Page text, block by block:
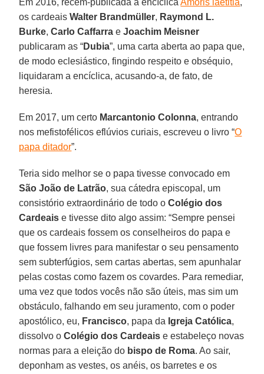
os cardeaisWalter Brandmüller, Raymond L.
Burke,Carlo Caffarra eJoachim Meisner
publicaram as “Dubia”, uma carta aberta ao papa que,
de modo eclesiástico, fingindo respeito e obséquio,
liquidaram a encíclica, acusando-a, de fato, de
heresia.
Em 2017, um certo Marcantonio Colonna, entrando
nos mefistofélicos eflúvios curiais, escreveu o livro “O
papa ditador”.
Teria sido melhor se o papa tivesse convocado em
São João de Latrão, sua cátedra episcopal, um
consistório extraordinário de todo oColégio dos
Cardeais e tivesse dito algo assim: “Sempre pensei
que os cardeais fossem os conselheiros do papa e
que fossem livres para manifestar o seu pensamento
sem subterfúgios, sem cartas abertas, sem apunhalar
pelas costas como fazem os covardes. Para remediar,
uma vez que todos vocês não são úteis, mas sim um
obstáculo, falhando em seu juramento, com o poder
apostólico, eu, Francisco, papa da Igreja Católica,
dissolvo o Colégio dos Cardeais e estabeleço novas
normas para a eleição do bispo de Roma. Ao sair,
deponham as vestes, os anéis, os barretes e os